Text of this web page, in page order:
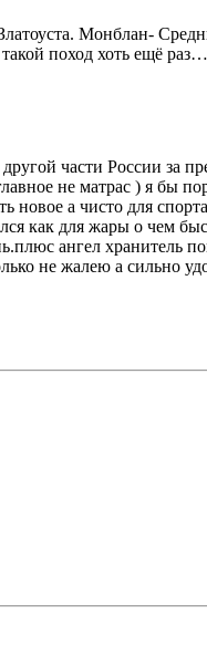
Монблан-
такой поход хоть ещё
части России за
не матрас ) я бы
а чисто для
как для жары о чем
ангел хранитель
не жалею а сильно